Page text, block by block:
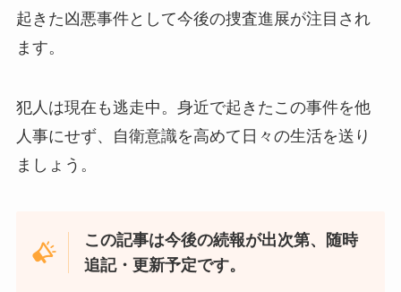
起きた凶悪事件として今後の捜査進展が注目され
ます。
犯人は現在も逃走中。身近で起きたこの事件を他
人事にせず、自衛意識を高めて日々の生活を送り
ましょう。
この記事は今後の続報が出次第、随時
追記・更新予定です。